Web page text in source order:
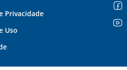
Privacidade
Uso